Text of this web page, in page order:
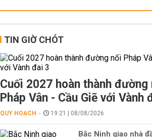
TIN GIỜ CHÓT
Cuối 2027 hoàn thành đường
Pháp Vân - Cầu Giẽ với Vành
QUY HOẠCH 19:21 | 08/08/2026
Bắc Ninh giao nhà